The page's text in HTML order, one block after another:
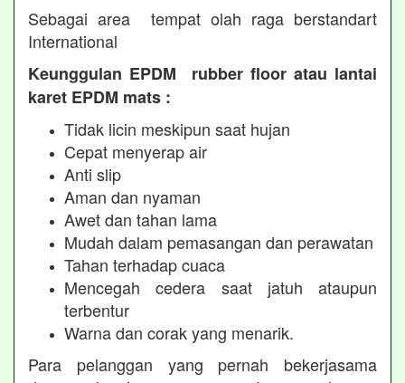
Sebagai area tempat olah raga berstandart
International
Keunggulan EPDM rubber floor atau lantai
karet EPDM mats :
Tidak licin meskipun saat hujan
Cepat menyerap air
Anti slip
Aman dan nyaman
Awet dan tahan lama
Mudah dalam pemasangan dan perawatan
Tahan terhadap cuaca
Mencegah cedera saat jatuh ataupun
terbentur
Warna dan corak yang menarik.
Para pelanggan yang pernah bekerjasama